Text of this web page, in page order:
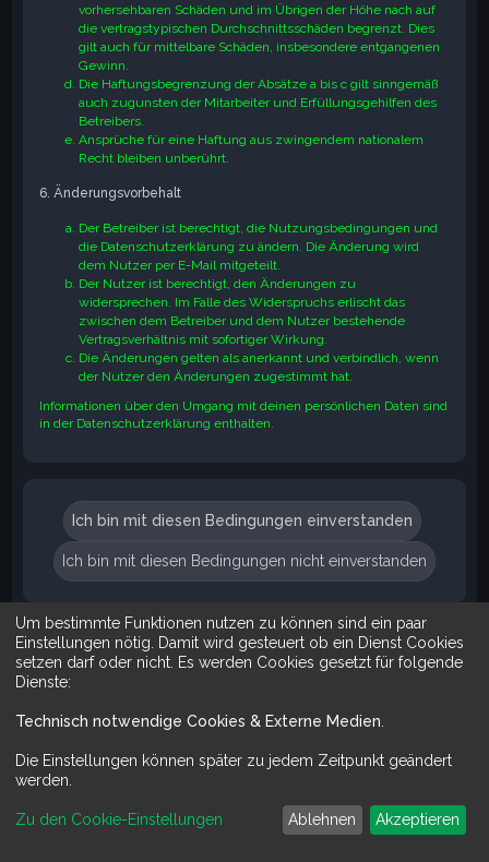
vorhersehbaren Schäden und im Übrigen der Höhe nach auf
die vertragstypischen Durchschnittsschäden begrenzt. Dies
gilt auch für mittelbare Schäden, insbesondere entgangenen
Gewinn.
Die Haftungsbegrenzung der Absätze a bis c gilt sinngemäß
auch zugunsten der Mitarbeiter und Erfüllungsgehilfen des
Betreibers.
Ansprüche für eine Haftung aus zwingendem nationalem
Recht bleiben unberührt.
6. Änderungsvorbehalt
Der Betreiber ist berechtigt, die Nutzungsbedingungen und
die Datenschutzerklärung zu ändern. Die Änderung wird
dem Nutzer per E-Mail mitgeteilt.
Der Nutzer ist berechtigt, den Änderungen zu
widersprechen. Im Falle des Widerspruchs erlischt das
zwischen dem Betreiber und dem Nutzer bestehende
Vertragsverhältnis mit sofortiger Wirkung.
Die Änderungen gelten als anerkannt und verbindlich, wenn
der Nutzer den Änderungen zugestimmt hat.
Informationen über den Umgang mit deinen persönlichen Daten sind
in der Datenschutzerklärung enthalten.
SucheErweiterte Suche
Mit Do It Yourself sparst du Geld und schaffst zugleich was dir
Powered byphpBB™
phpBB.de
Um bestimmte Funktionen nutzen zu können sind ein paar
Einstellungen nötig. Damit wird gesteuert ob ein Dienst Cookies
setzen darf oder nicht. Es werden Cookies gesetzt für folgende
Dienste:
Technisch notwendige Cookies & Externe Medien
Die Einstellungen können später zu jedem Zeitpunkt geändert
werden.
Zu den Cookie-Einstellungen Ablehnen Akzeptieren